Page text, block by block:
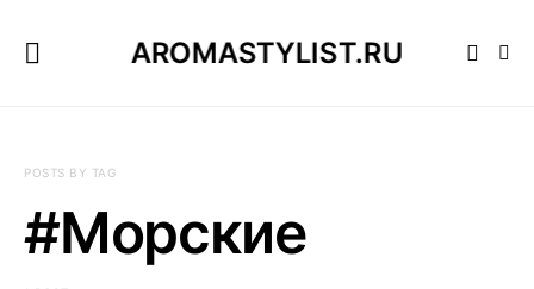
AROMASTYLIST.RU
POSTS BY TAG
#Морские